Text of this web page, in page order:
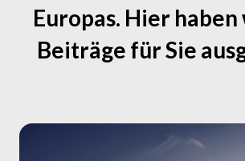
Europas. Hier
Beiträge für Sie